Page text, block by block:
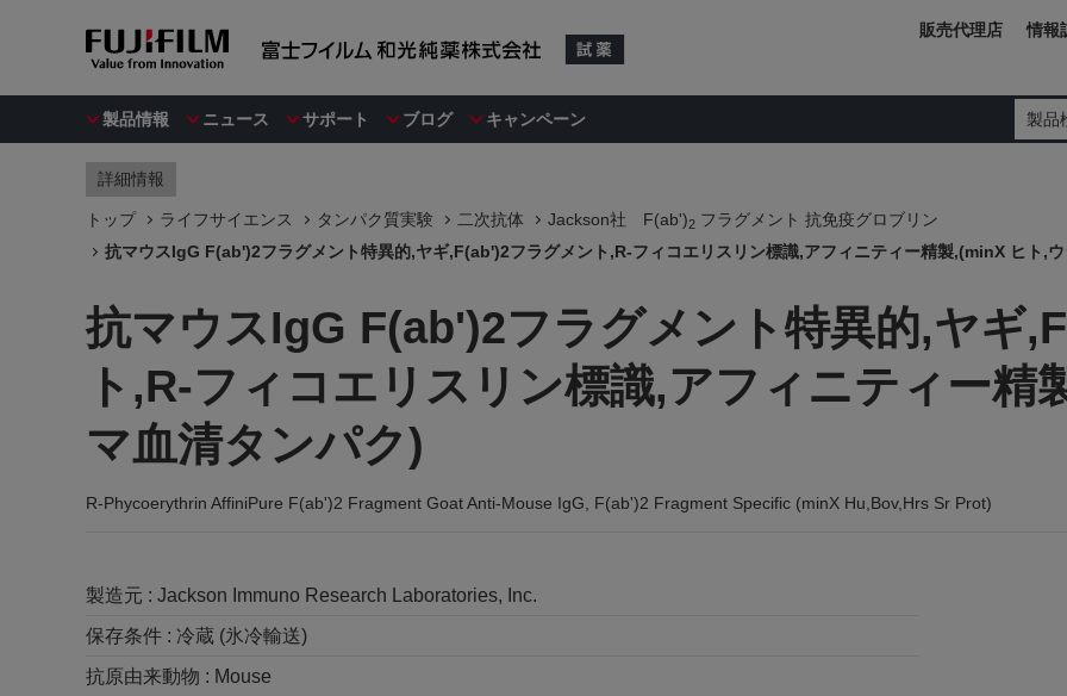
製品情報 ニュース サポート ブログ キャンペーン 製品
販売代理店 情報
詳細情報
トップ ライフサイエンス タンパク質実験 二次抗体 Jackson社 F(ab')2 フラグメント 抗免疫グロブリン
抗マウスIgG F(ab')2フラグメント特異的,ヤギ,F(ab')2フラグメント,R-フィコエリスリン標識,アフィニティー精製,(minX ヒト,
抗マウスIgG F(ab')2フラグメント特異的,ヤギ
ト,R-フィコエリスリン標識,アフィニティー
マ血清タンパク)
R-Phycoerythrin AffiniPure F(ab')2 Fragment Goat Anti-Mouse IgG, F(ab')2 Fragment Specific (minX Hu,Bov,Hrs Sr Prot)
製造元 : Jackson Immuno Research Laboratories, Inc.
保存条件 : 冷蔵 (氷冷輸送)
抗原由来動物 : Mouse